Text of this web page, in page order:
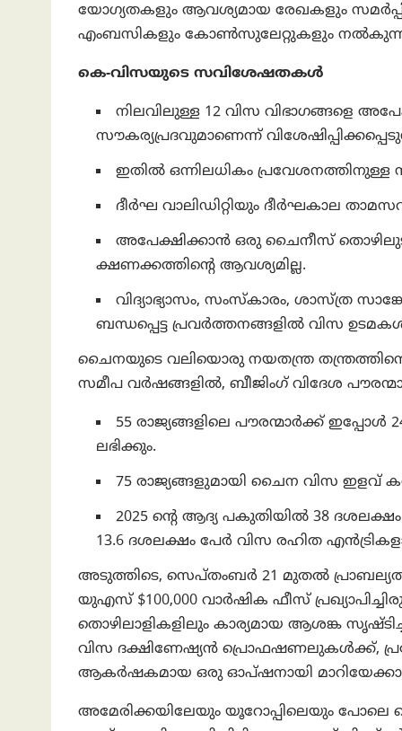
യോഗ്യതകളും ആവശ്യമായ രേഖകളും
എംബസികളും കോൺസുലേറ്റുകളും
കെ-വിസയുടെ സവിശേഷതകൾ
നിലവിലുള്ള 12 വിസ വിഭാഗങ്ങളെ
സൗകര്യപ്രദവുമാണെന്ന്
ഇതിൽ ഒന്നിലധികം പ്രവേശനത്തിനുള്ള
ദീർഘ വാലിഡിറ്റിയും ദീർഘകാല
അപേക്ഷിക്കാൻ ഒരു ചൈനീസ്
ക്ഷണക്കത്തിന്റെ ആവശ്യമില്ല.
വിദ്യാഭ്യാസം, സംസ്കാരം, ശാസ്ത്ര
ബന്ധപ്പെട്ട പ്രവർത്തനങ്ങളിൽ വിസ
ചൈനയുടെ വലിയൊരു നയതന്ത്ര
സമീപ വർഷങ്ങളിൽ, ബീജിംഗ് വിദേശ
55 രാജ്യങ്ങളിലെ പൗരന്മാർക്ക് ഇപ്പോൾ
ലഭിക്കും.
75 രാജ്യങ്ങളുമായി ചൈന വിസ ഇളവ്
2025 ന്റെ ആദ്യ പകുതിയിൽ 38
13.6 ദശലക്ഷം പേർ വിസ രഹിത
അടുത്തിടെ, സെപ്തംബര്‍ 21 മുതല്‍
യുഎസ് $100,000 വാർഷിക ഫീസ്
തൊഴിലാളികളിലും കാര്യമായ ആശങ്ക
വിസ ദക്ഷിണേഷ്യൻ പ്രൊഫഷണലുകൾക്ക്,
ആകർഷകമായ ഒരു ഓപ്ഷനായി
അമേരിക്കയിലേയും യൂറോപ്പിലെയും